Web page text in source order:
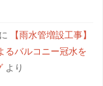
に
【雨水管増設工事】
るバルコニー冠水を
より